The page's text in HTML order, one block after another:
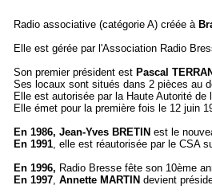
Radio associative (catégorie A) créée à
Elle est gérée par l'Association Radio
Son premier président est Pascal
Ses locaux sont situés dans 2 pièces au
Elle est autorisée par la Haute Autorité
Elle émet pour la première fois le 12 juin
En 1986, Jean-Yves BRETIN est le
En 1991, elle est réautorisée par le CSA
En 1996, Radio Bresse fête son 10ème
En 1997, Annette MARTIN devient